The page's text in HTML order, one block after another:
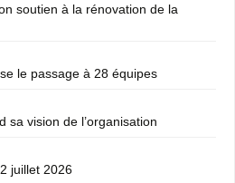
soutien à la rénovation de la
le passage à 28 équipes
sa vision de l’organisation
juillet 2026